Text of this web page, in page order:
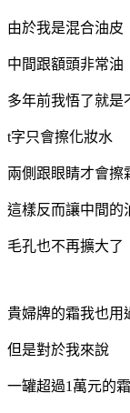
由於我是混合油皮
中間跟額頭非常油
多年前我悟了就是
t字只會擦化妝水
兩側跟眼睛才會擦
這樣反而讓中間的
毛孔也不再擴大了
貴婦牌的霜我也用
但是對於我來說
一罐超過1萬元的霜